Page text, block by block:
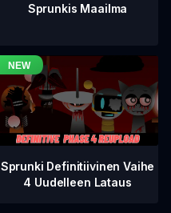
Sprunkis Maailma
Sprunki Definitiivinen Vaihe
4 Uudelleen Lataus